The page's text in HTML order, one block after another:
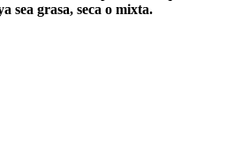
sea grasa, seca o mixta.